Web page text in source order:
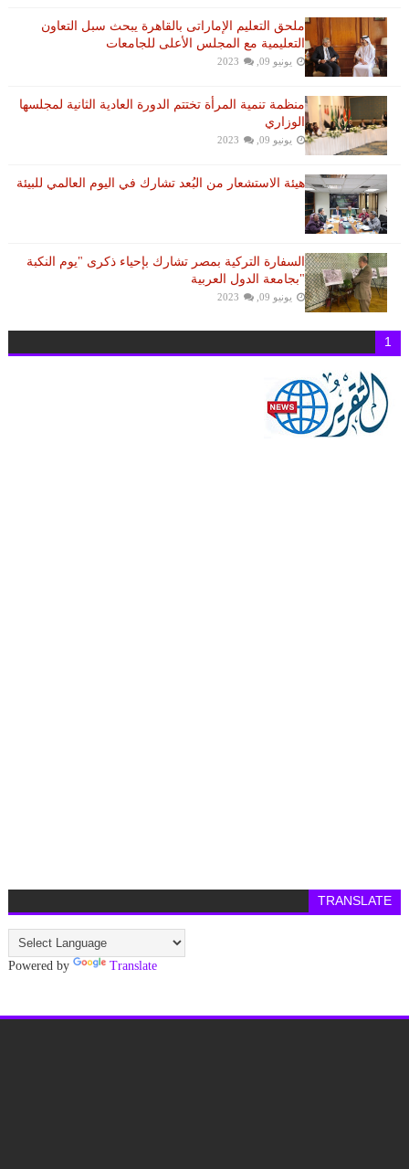
ملحق التعليم الإماراتى بالقاهرة يبحث سبل التعاون
التعليمية مع المجلس الأعلى للجامعات
يونيو 09, 2023
منظمة تنمية المرأة تختتم الدورة العادية الثانية لمجلسها
الوزاري
يونيو 09, 2023
هيئة الاستشعار من البُعد تشارك في اليوم العالمي للبيئة
السفارة التركية بمصر تشارك بإحياء ذكرى "يوم النكبة
"بجامعة الدول العربية
يونيو 09, 2023
1
TRANSLATE
Powered by Translate